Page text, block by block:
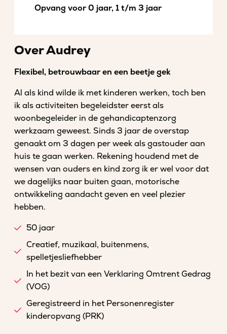
Opvang voor 0 jaar, 1 t/m 3 jaar
Over Audrey
Flexibel, betrouwbaar en een beetje gek
Al als kind wilde ik met kinderen werken, toch ben
ik als activiteiten begeleidster eerst als
woonbegeleider in de gehandicaptenzorg
werkzaam geweest. Sinds 3 jaar de overstap
genaakt om 3 dagen per week als gastouder aan
huis te gaan werken. Rekening houdend met de
wensen van ouders en kind zorg ik er wel voor dat
we dagelijks naar buiten gaan, motorische
ontwikkeling aandacht geven en veel plezier
hebben.
50 jaar
Creatief, muzikaal, buitenmens,
spelletjesliefhebber
In het bezit van een Verklaring Omtrent Gedrag
(VOG)
Geregistreerd in het Personenregister
kinderopvang (PRK)